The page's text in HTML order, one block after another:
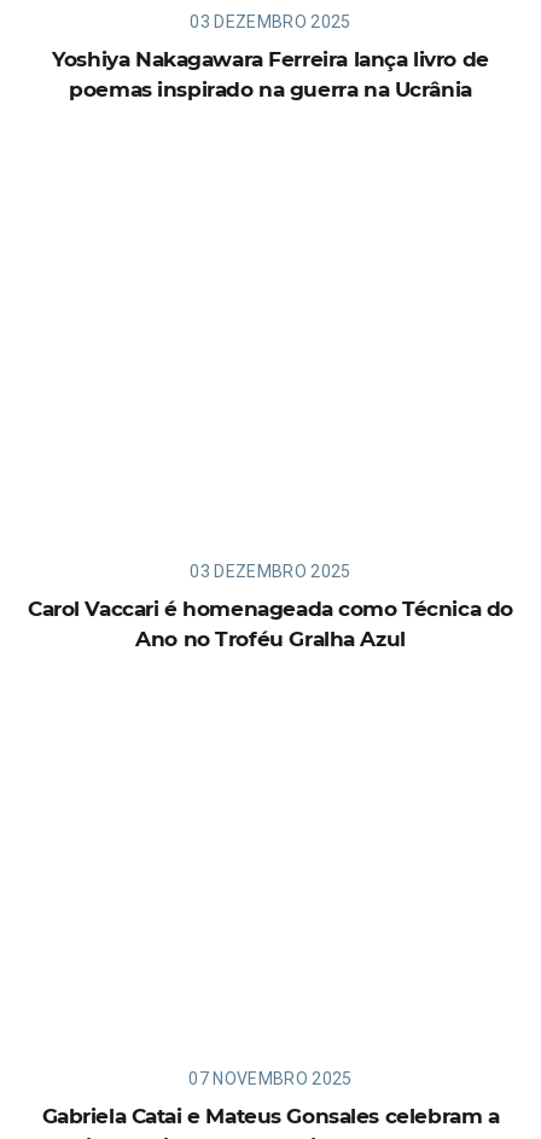
03 DEZEMBRO 2025
Yoshiya Nakagawara Ferreira lança livro de
poemas inspirado na guerra na Ucrânia
03 DEZEMBRO 2025
Carol Vaccari é homenageada como Técnica do
Ano no Troféu Gralha Azul
07 NOVEMBRO 2025
Gabriela Catai e Mateus Gonsales celebram a